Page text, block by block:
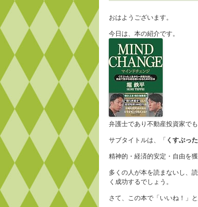
おはようございます。
今日は、本の紹介です。
弁護士であり不動産投資家で
サブタイトルは、「 くすぶっ
精神的・経済的安定・自由を
多くの人が本を読まないし、
く成功するでしょう。
さて、この本で「いいね！」